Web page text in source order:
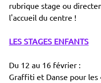
rubrique stage ou
l'accueil du centre !
LES STAGES ENFANTS
Du 12 au 16 février :
Graffiti et Danse pour les